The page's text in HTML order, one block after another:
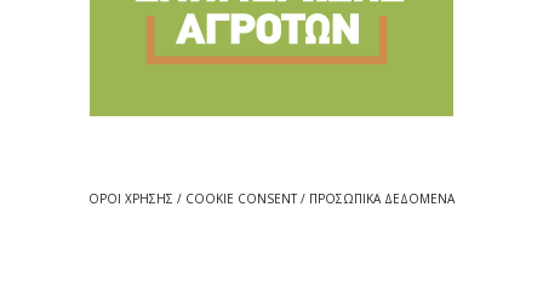
ΟΡΟΙ ΧΡΗΣΗΣ / COOKIE CONSENT / ΠΡΟΣΩΠΙΚΑ ΔΕΔΟΜΕΝΑ